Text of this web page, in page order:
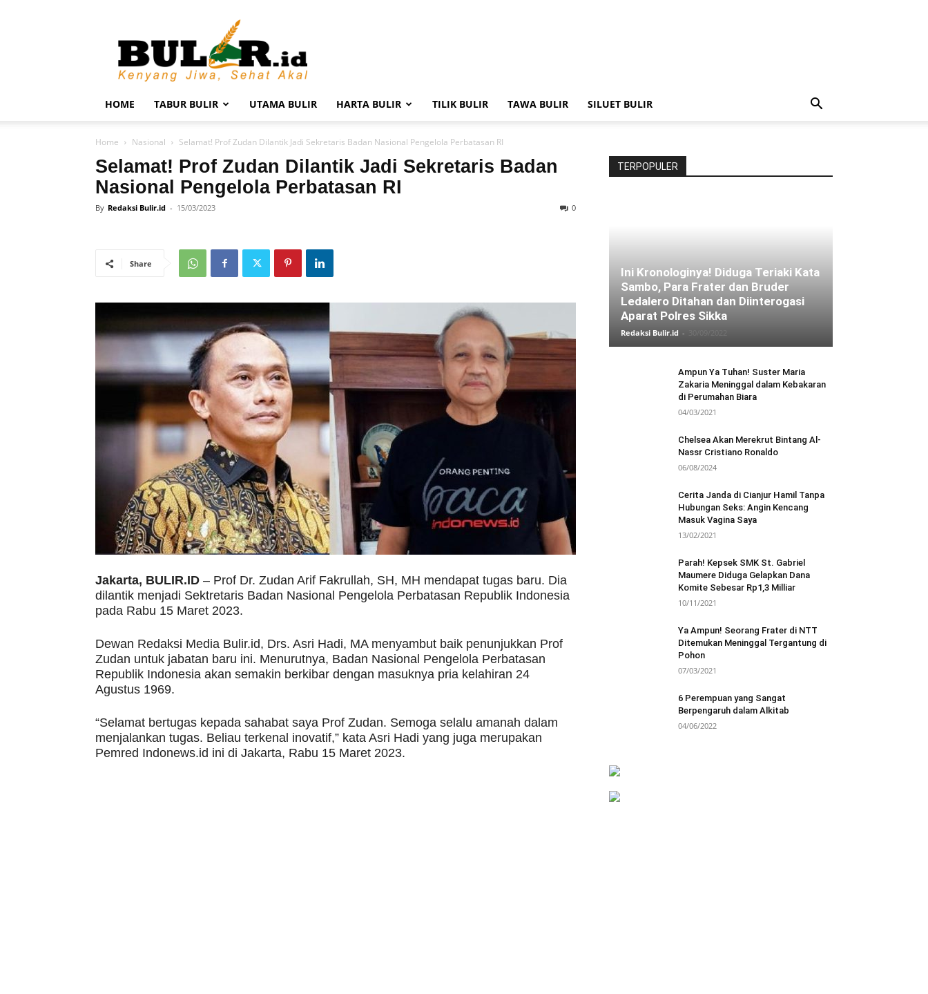
BULIR.ID
Kenyang
Jiwa,
Sehat
Akal
HOME TABUR BULIR UTAMA BULIR HARTA BULIR TILIK BULIR TAWA BULIR SILUET BULIR
Home Nasional Selamat! Prof Zudan Dilantik Jadi Sekretaris Badan Nasional Pengelola Perbatasan RI
Selamat! Prof Zudan Dilantik Jadi Sekretaris Badan
Nasional Pengelola Perbatasan RI
By Redaksi Bulir.id - 15/03/2023 0
Share
Jakarta, BULIR.ID – Prof Dr. Zudan Arif Fakrullah, SH, MH mendapat tugas baru. Dia
dilantik menjadi Sektretaris Badan Nasional Pengelola Perbatasan Republik Indonesia
pada Rabu 15 Maret 2023.
Dewan Redaksi Media Bulir.id, Drs. Asri Hadi, MA menyambut baik penunjukkan Prof
Zudan untuk jabatan baru ini. Menurutnya, Badan Nasional Pengelola Perbatasan
Republik Indonesia akan semakin berkibar dengan masuknya pria kelahiran 24
Agustus 1969.
“Selamat bertugas kepada sahabat saya Prof Zudan. Semoga selalu amanah dalam
menjalankan tugas. Beliau terkenal inovatif,” kata Asri Hadi yang juga merupakan
Pemred Indonews.id ini di Jakarta, Rabu 15 Maret 2023.
TERPOPULER
Ini Kronologinya! Diduga Teriaki Kata
Sambo, Para Frater dan Bruder
Ledalero Ditahan dan Diinterogasi
Aparat Polres Sikka
Redaksi Bulir.id -
Ampun Ya Tuhan! Suster Maria
Zakaria Meninggal dalam Kebakaran
di Perumahan Biara
04/03/2021
Chelsea Akan Merekrut Bintang Al-
Nassr Cristiano Ronaldo
06/08/2024
Cerita Janda di Cianjur Hamil Tanpa
Hubungan Seks: Angin Kencang
Masuk Vagina Saya
13/02/2021
Parah! Kepsek SMK St. Gabriel
Maumere Diduga Gelapkan Dana
Komite Sebesar Rp1,3 Milliar
10/11/2021
Ya Ampun! Seorang Frater di NTT
Ditemukan Meninggal Tergantung di
Pohon
07/03/2021
6 Perempuan yang Sangat
Berpengaruh dalam Alkitab
04/06/2022